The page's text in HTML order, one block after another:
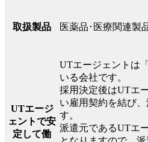
取扱製品 医薬品･医療関連製
UTエージ
ェントで安
定して働
UTエージェントは
いる会社です。
採用決定後はUTエ
い雇用契約を結び
す。
派遣元であるUTエ